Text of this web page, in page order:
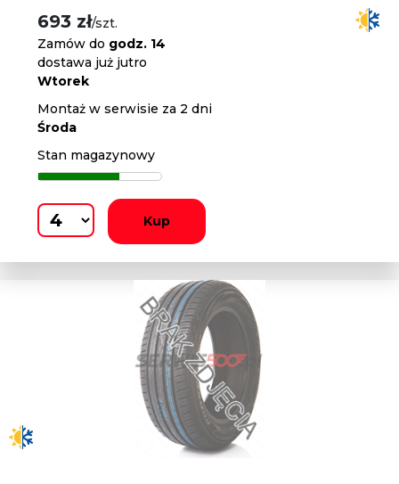
693 zł/szt.
Zamów do godz. 14
dostawa już jutro
Wtorek
Montaż w serwisie za 2 dni
Środa
Stan magazynowy
Kup